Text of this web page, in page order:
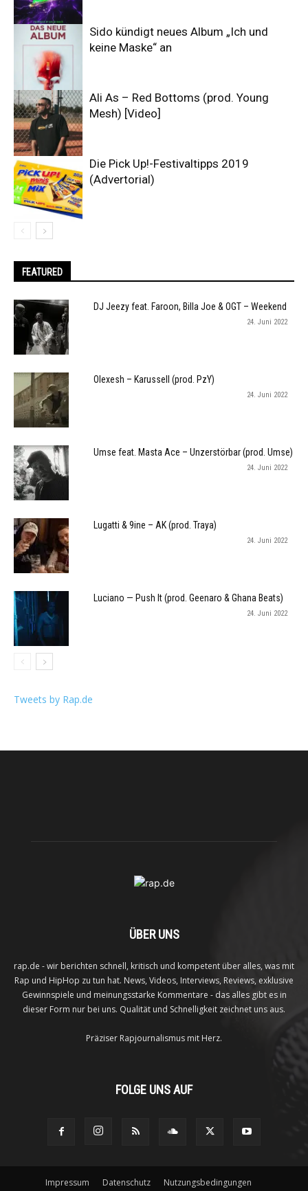
Sido kündigt neues Album „Ich und
keine Maske“ an
Ali As – Red Bottoms (prod. Young
Mesh) [Video]
Die Pick Up!-Festivaltipps 2019
(Advertorial)
FEATURED
DJ Jeezy feat. Faroon, Billa Joe & OGT – Weekend
24. Juni 2022
Olexesh – Karussell (prod. PzY)
24. Juni 2022
Umse feat. Masta Ace – Unzerstörbar (prod. Umse)
24. Juni 2022
Lugatti & 9ine – AK (prod. Traya)
24. Juni 2022
Luciano — Push It (prod. Geenaro & Ghana Beats)
24. Juni 2022
Tweets by Rap.de
ÜBER UNS
rap.de - wir berichten schnell, kritisch und kompetent über alles, was mit
Rap und HipHop zu tun hat. News, Videos, Interviews, Reviews, exklusive
Gewinnspiele und meinungsstarke Kommentare - das alles gibt es in
dieser Form nur bei uns. Qualität und Schnelligkeit zeichnet uns aus.
Präziser Rapjournalismus mit Herz.
FOLGE UNS AUF
Impressum Datenschutz Nutzungsbedingungen